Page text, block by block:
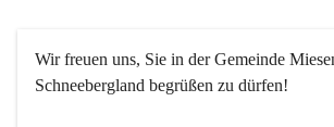
Wir freuen uns, Sie in der Gemeinde
Schneebergland begrüßen zu dürfen!